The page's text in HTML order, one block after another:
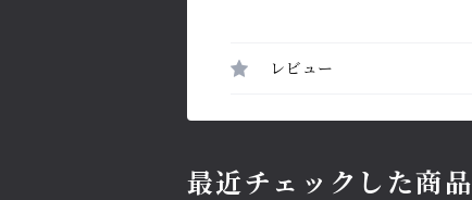
レビュー
最近チェックした商品